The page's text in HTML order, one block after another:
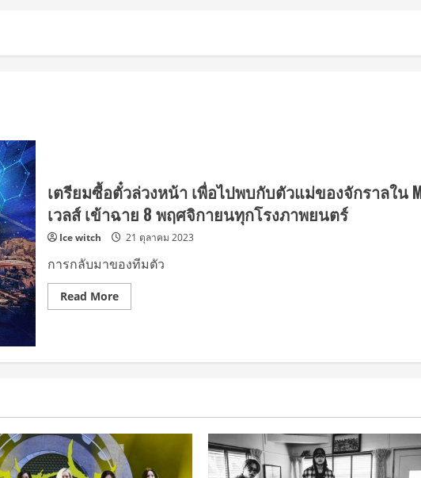
เตรียมซื้อตั๋วล่วงหน้า เพื่อไปพบกับตัวแม่ของจักราลใน
เวลส์ เข้าฉาย 8 พฤศจิกายนทุกโรงภาพยนตร์
Ice witch 21 ตุลาคม 2023
การกลับมาของทีมตัว
Read MoreRead
more
ล่วง
กับ
แม่
ของ
จัก
ราล